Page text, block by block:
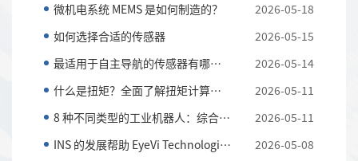
微机电系统 MEMS 是如何制造的？
2026-05-18
如何选择合适的传感器
2026-05-15
最适用于自主导航的传感器有哪些？
2026-05-14
什么是扭矩？全面了解扭矩计算和应用知识
2026-05-11
8 种不同类型的工业机器人：综合指南
2026-05-11
INS 的发展帮助 EyeVi Technologies 实现可扩展的道路...
2026-05-08